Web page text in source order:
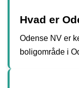
Hvad er
Odense NV er
boligområde i